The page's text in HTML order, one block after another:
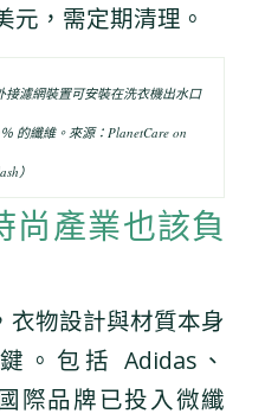
元，需定期清理。
接濾網裝置可安裝在洗衣機出水口
的纖維。來源：PlanetCare on
）
尚產業也該負
衣物設計與材質本身
。包括 Adidas、
際品牌已投入微纖